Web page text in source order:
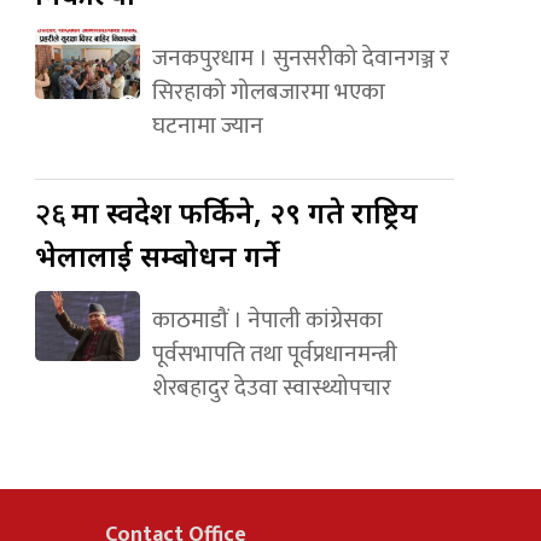
जनकपुरधाम । सुनसरीको देवानगञ्ज र
सिरहाको गोलबजारमा भएका
घटनामा ज्यान
२६मा स्वदेश फर्किने, २९ गते राष्ट्रिय
भेलालाई सम्बोधन गर्ने
काठमाडौं । नेपाली कांग्रेसका
पूर्वसभापति तथा पूर्वप्रधानमन्त्री
शेरबहादुर देउवा स्वास्थ्योपचार